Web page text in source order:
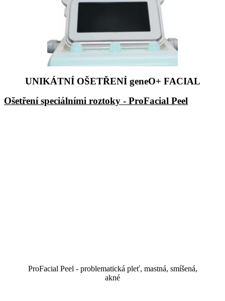
UNIKÁTNÍ OŠETŘENÍ geneO+ FACIAL
Ošetření speciálními roztoky - ProFacial Peel
ProFacial Peel - problematická pleť, mastná, smíšená,
akné